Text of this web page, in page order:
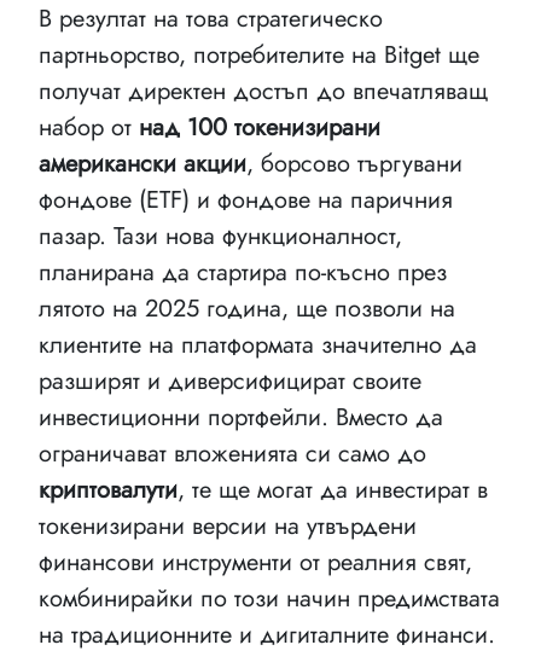
В резултат на това стратегическо
партньорство, потребителите на Bitget ще
получат директен достъп до впечатляващ
набор от над 100 токенизирани
американски акции, борсово търгувани
фондове (ETF) и фондове на паричния
пазар. Тази нова функционалност,
планирана да стартира по-късно през
лятото на 2025 година, ще позволи на
клиентите на платформата значително да
разширят и диверсифицират своите
инвестиционни портфейли. Вместо да
ограничават вложенията си само до
криптовалути, те ще могат да инвестират в
токенизирани версии на утвърдени
финансови инструменти от реалния свят,
комбинирайки по този начин предимствата
на традиционните и дигиталните финанси.